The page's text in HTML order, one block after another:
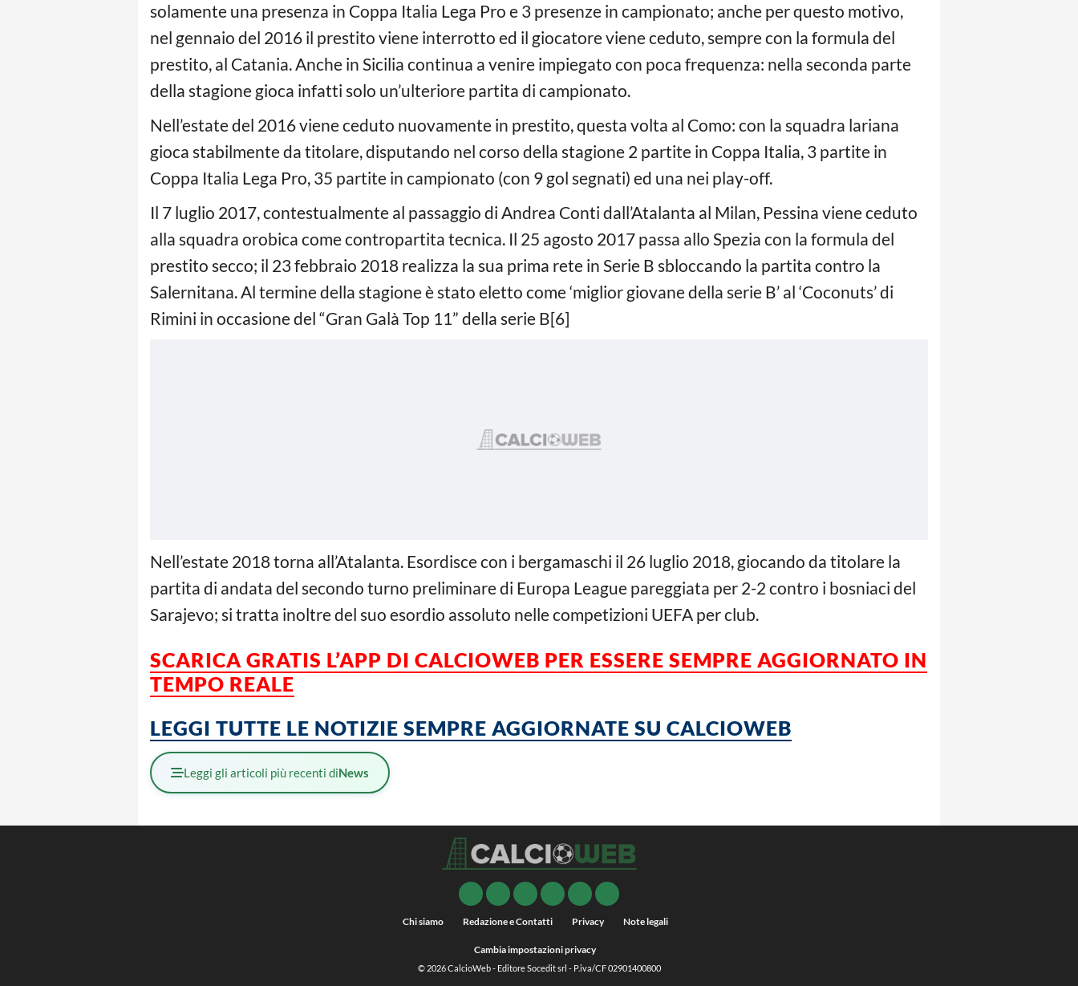
solamente una presenza in Coppa Italia Lega Pro e 3 presenze in campionato; anche per questo motivo,
nel gennaio del 2016 il prestito viene interrotto ed il giocatore viene ceduto, sempre con la formula del
prestito, al Catania. Anche in Sicilia continua a venire impiegato con poca frequenza: nella seconda parte
della stagione gioca infatti solo un’ulteriore partita di campionato.
Nell’estate del 2016 viene ceduto nuovamente in prestito, questa volta al Como: con la squadra lariana
gioca stabilmente da titolare, disputando nel corso della stagione 2 partite in Coppa Italia, 3 partite in
Coppa Italia Lega Pro, 35 partite in campionato (con 9 gol segnati) ed una nei play-off.
Il 7 luglio 2017, contestualmente al passaggio di Andrea Conti dall’Atalanta al Milan, Pessina viene ceduto
alla squadra orobica come contropartita tecnica. Il 25 agosto 2017 passa allo Spezia con la formula del
prestito secco; il 23 febbraio 2018 realizza la sua prima rete in Serie B sbloccando la partita contro la
Salernitana. Al termine della stagione è stato eletto come ‘miglior giovane della serie B’ al ‘Coconuts’ di
Rimini in occasione del “Gran Galà Top 11” della serie B[6]
Nell’estate 2018 torna all’Atalanta. Esordisce con i bergamaschi il 26 luglio 2018, giocando da titolare la
partita di andata del secondo turno preliminare di Europa League pareggiata per 2-2 contro i bosniaci del
Sarajevo; si tratta inoltre del suo esordio assoluto nelle competizioni UEFA per club.
SCARICA GRATIS L’APP DI CALCIOWEB PER ESSERE SEMPRE AGGIORNATO IN
TEMPO REALE
LEGGI TUTTE LE NOTIZIE SEMPRE AGGIORNATE SU CALCIOWEB
Leggi gli articoli più recenti diNews
Chi siamo Redazione e Contatti Privacy Note legali
Cambia impostazioni privacy
© 2026CalcioWeb- Editore Socedit srl - P.iva/CF 02901400800